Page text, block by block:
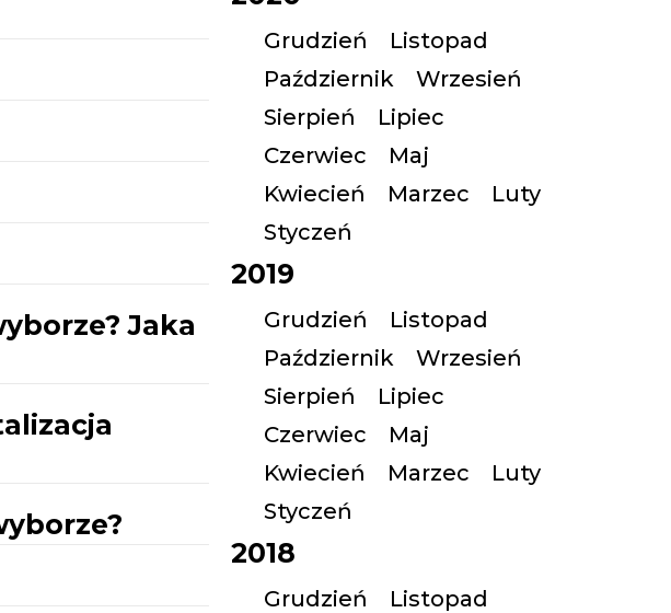
Jaka
Grudzień
Listopad
Październik
Wrzesień
Sierpień
Lipiec
Czerwiec
Maj
Kwiecień
Marzec
Luty
Styczeń
2019
Grudzień
Listopad
Październik
Wrzesień
Sierpień
Lipiec
Czerwiec
Maj
Kwiecień
Marzec
Luty
Styczeń
2018
Grudzień
Listopad